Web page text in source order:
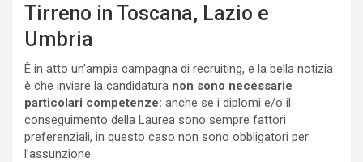
Tirreno in Toscana, Lazio e
Umbria
È in atto un’ampia campagna di recruiting, e la bella notizia
è che inviare la candidatura non sono necessarie
particolari competenze: anche se i diplomi e/o il
conseguimento della Laurea sono sempre fattori
preferenziali, in questo caso non sono obbligatori per
l’assunzione.